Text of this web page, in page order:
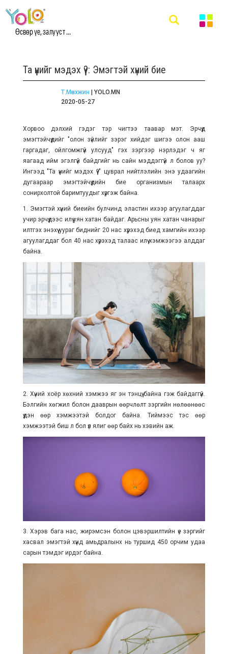
Өсвөр үе, залууст ...
Та үүнийг мэдэх үү?: Эмэгтэй хүний бие
Т.Мөнхжин | YOLO.MN
2020-05-27
Хорвоо дэлхий гэдэг тэр чигтээ таавар мэт. Эрчүүд
эмэгтэйчүүдийг "олон зүйлийг зэрэг хийдэг шигээ олон ааш
гаргадаг, ойлгомжгүй улсууд" гэх зэргээр нэрлэдэг ч яг
яагаад ийм эгэлгүй байдгийг нь сайн мэддэггүй л болов уу?
Ингээд "Та үүнийг мэдэх үү?" цуврал нийтлэлийн энэ удаагийн
дугаараар эмэгтэйчүүдийн бие организмын талаарх
сонирхолтой баримтуудыг хүргэж байна.
1. Эмэгтэй хүний биеийн булчинд эластин ихээр агуулагддаг
учир эрчүүдээс илүү уян хатан байдаг. Арьсны уян хатан чанарыг
илтгэх энэхүү уураг биднийг 20 нас хүрэхэд биед хамгийн ихээр
агуулагддаг бол 40 нас хүрэхэд талаас илүү хэмжээгээ алддаг
байна.
2. Хүний хоёр хөхний хэмжээ яг эн тэнцүү байна гэж байдаггүй.
Бэлгийн хөгжил болон дааврын өөрчлөлт зэргийн нөлөөнөөс
үүдэн өөр хэмжээтэй болдог байна. Тиймээс тэс өөр
хэмжээтэй биш л бол үл ялиг өөр байх нь хэвийн аж.
3. Хэрэв бага нас, жирэмсэн болон цэвэршилтийн үе зэргийг
хасвал эмэгтэй хүнд амьдралынх нь туршид 450 орчим удаа
сарын тэмдэг ирдэг байна.